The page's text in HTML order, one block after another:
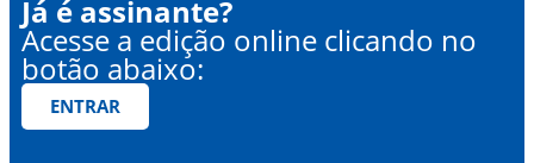
Já é assinante?
Acesse a edição online clicando no
botão abaixo:
ENTRAR